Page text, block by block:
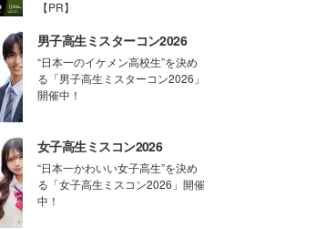
【PR】
男子高生ミスターコン2026
“日本一のイケメン高校生”を決め
る「男子高生ミスターコン2026」
開催中！
女子高生ミスコン2026
“日本一かわいい女子高生”を決め
る「女子高生ミスコン2026」開催
中！